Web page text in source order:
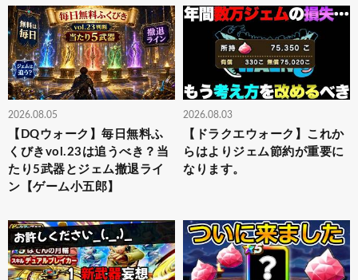
2026.08.05
【DQウォーク】毎日無料ふ
くびきvol.23は追うべき？当
たり5武器とジェム撤退ライ
ン【ゲーム小五郎】
2026.08.03
【ドラクエウォーク】これか
らはよりジェム節約が重要に
なります。